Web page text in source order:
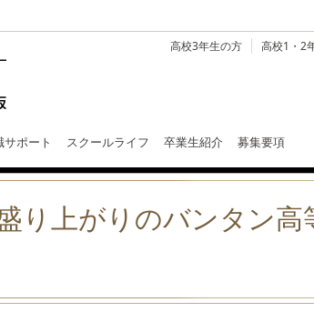
高校3年生の方 高校1・2
サポート スクールライフ 卒業生紹介 募集要項
り上がりのバンタン